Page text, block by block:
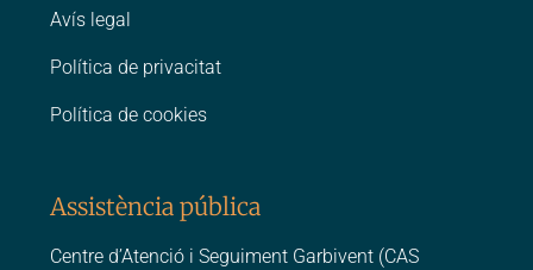
Avís legal
Política de privacitat
Política de cookies
Assistència pública
Centre d’Atenció i Seguiment Garbivent (CAS